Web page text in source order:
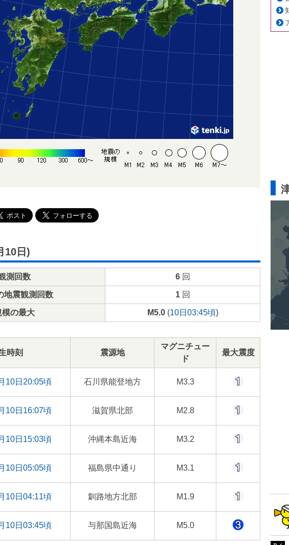
10日)
測回数 6回
地震観測回数 1回
模の最大 M5.0(10日03:45頃)
時刻 震源地
マグニチュー
ド
最大震度
10日20:05頃 石川県能登地方 M3.3
10日16:07頃 滋賀県北部 M2.8
10日15:03頃 沖縄本島近海 M3.2
10日05:05頃 福島県中通り M3.1
10日04:11頃 釧路地方北部 M1.9
10日03:45頃 与那国島近海 M5.0